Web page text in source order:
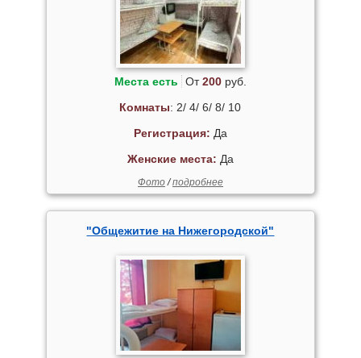
Места есть От200руб.
Комнаты: 2/ 4/ 6/ 8/ 10
Регистрация: Да
Женские места: Да
Фото/подробнее
"Общежитие на Нижегородской"